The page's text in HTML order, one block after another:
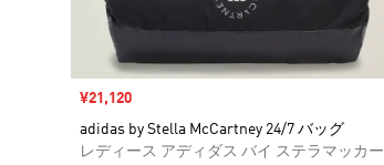
セール価格
¥21,120
adidas by Stella McCartney 24/7 バッグ
レディース アディダス バイ ステラマッカー